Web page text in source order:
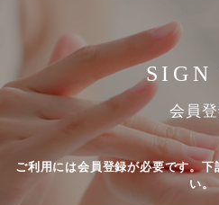
SIGN
会員
ご利用には会員登録が必要です。
い。